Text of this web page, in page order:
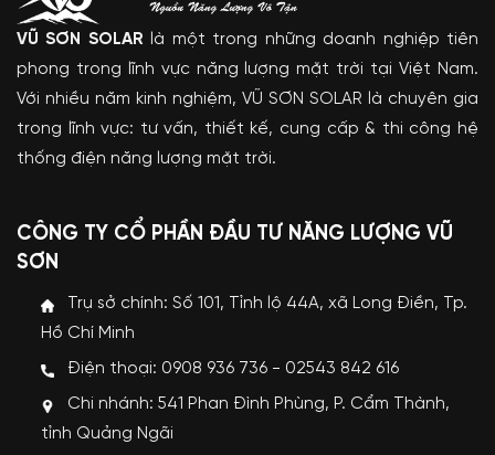
VŨ SƠN SOLAR là một trong những doanh nghiệp tiên
phong trong lĩnh vực năng lượng mặt trời tại Việt Nam.
Với nhiều năm kinh nghiệm, VŨ SƠN SOLAR là chuyên gia
trong lĩnh vực: tư vấn, thiết kế, cung cấp & thi công hệ
thống điện năng lượng mặt trời.
CÔNG TY CỔ PHẦN ĐẦU TƯ NĂNG LƯỢNG VŨ
SƠN
Trụ sở chính: Số 101, Tỉnh lộ 44A, xã Long Điền, Tp.
Hồ Chí Minh
Điện thoại: 0908 936 736 - 02543 842 616
Chi nhánh: 541 Phan Đình Phùng, P. Cẩm Thành,
tỉnh Quảng Ngãi